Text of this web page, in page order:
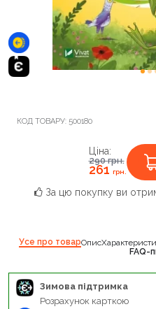
КОД ТОВАРУ: 500180
Ціна:
290грн.
261грн.
За цю покупку ви
Усе про товарОпис
FAQ-
Зимова підтримка
Розрахунок карткою